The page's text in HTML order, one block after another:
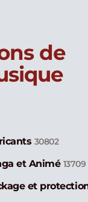
de
30802
et Animé 13709
et